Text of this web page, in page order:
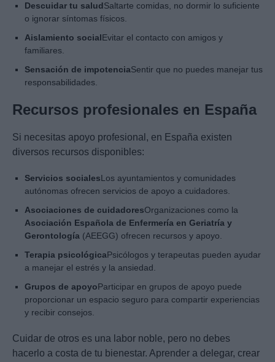
Descuidar tu saludSaltarte comidas, no dormir lo suficiente
o ignorar síntomas físicos.
Aislamiento socialEvitar el contacto con amigos y
familiares.
Sensación de impotenciaSentir que no puedes manejar tus
responsabilidades.
Recursos profesionales en España
Si necesitas apoyo profesional, en España existen
diversos recursos disponibles:
Servicios socialesLos ayuntamientos y comunidades
autónomas ofrecen servicios de apoyo a cuidadores.
Asociaciones de cuidadoresOrganizaciones como la
Asociación Española de Enfermería en Geriatría y
Gerontología (AEEGG) ofrecen recursos y apoyo.
Terapia psicológicaPsicólogos y terapeutas pueden ayudar
a manejar el estrés y la ansiedad.
Grupos de apoyoParticipar en grupos de apoyo puede
proporcionar un espacio seguro para compartir experiencias
y recibir consejos.
Cuidar de otros es una labor noble, pero no debes
hacerlo a costa de tu bienestar. Aprender a delegar, crear